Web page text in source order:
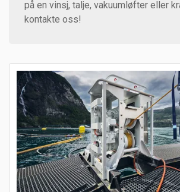
på en vinsj, talje, vakuumløfter eller
kontakte oss!